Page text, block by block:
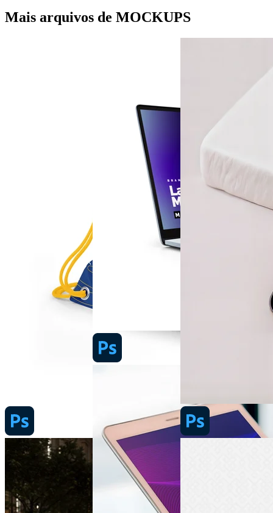
Mais arquivos de MOCKUPS